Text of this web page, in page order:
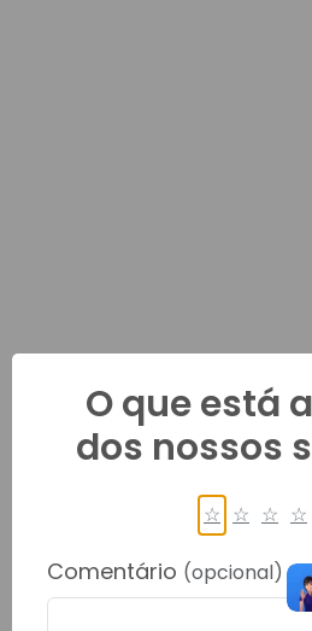
O que está
dos nossos
☆ ☆ ☆ ☆
Comentário (opcional)